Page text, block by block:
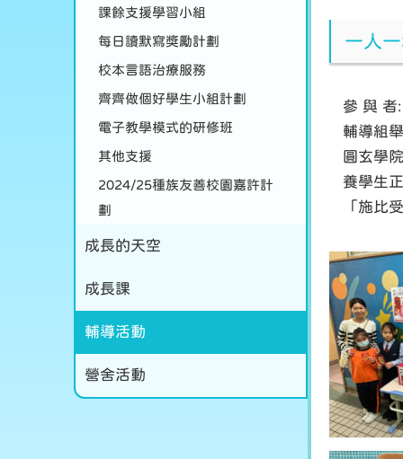
一人
參 與 者
輔導組
圓玄學
養學生
「施比
課餘支援學習小組
每日讀默寫獎勵計劃
校本言語治療服務
齊齊做個好學生小組計劃
電子教學模式的研修班
其他支援
2024/25種族友善校園嘉許計
劃
成長的天空
成長課
輔導活動
營舍活動